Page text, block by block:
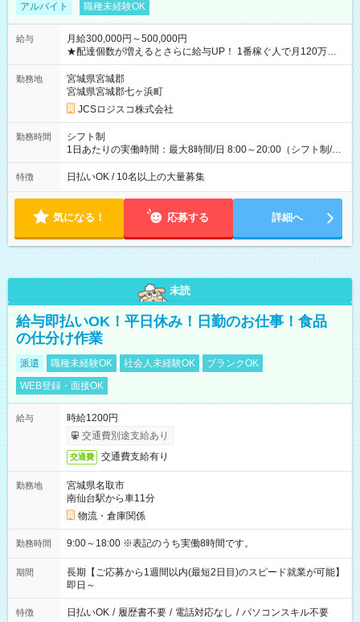
アルバイト 職種未経験OK
給与
月給300,000円～500,000円
★配達個数が増えるとさらに給与UP！ 1番稼ぐ人で月120万ほ
ど！ ・主要都市エリア 月収55万円／週5日稼働 月収65万~112
万円／週6日稼働 ・地方郊外エリア 月収40万円／週5日稼働 月
収40万円~50万円／週6日稼働 ＜モデルイメージ＞ ■月収50万
円 (27歳男性/江東区在住)※元建築関係 1日150個配達×25日勤務
(日休み) ■月収80万円(43歳男性/墨田区在住)※元営業 1日200個
勤務地
宮城県宮城郡
宮城県宮城郡七ヶ浜町
JCSロジスコ株式会社
勤務時間
シフト制
1日あたりの実働時間：最大8時間/日 8:00～20:00（シフト制/実
働8時間） ※週5日勤務（場所次第では週4も有り） ※配達状況
によって時間外での勤務可能性有り ※案件により多少の前後あ
特徴 日払いOK / 10名以上の大量募集
気になる！ 応募する 詳細へ
未読
給与即払いOK！平日休み！日勤のお仕事！食品
の仕分け作業
派遣 職種未経験OK 社会人未経験OK
ブランクOK
WEB登録・面接OK
給与
時給1200円
交通費別途支給あり
交通費 交通費支給有り
勤務地
宮城県名取市
南仙台駅から車11分
物流・倉庫関係
勤務時間 9:00～18:00 ※表記のうち実働8時間です。
期間
長期【ご応募から1週間以内(最短2日目)のスピード就業が可能】
即日～
特徴 日払いOK / 履歴書不要 / 電話対応なし / パソコンスキル不要